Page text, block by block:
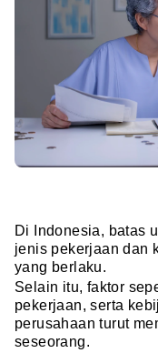
Di Indonesia, batas
jenis pekerjaan dan
yang berlaku.
Selain itu, faktor
pekerjaan, serta
perusahaan turut
seseorang.